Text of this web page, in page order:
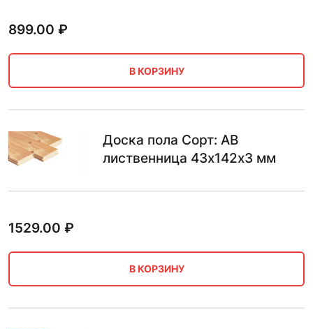
899.00 ₽
В КОРЗИНУ
Доска пола Сорт: AB
лиственница 43х142х3 мм
1529.00 ₽
В КОРЗИНУ